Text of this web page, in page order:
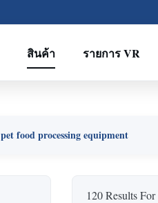
สินค้า รายการ VR
pet food processing equipment
120 Results For